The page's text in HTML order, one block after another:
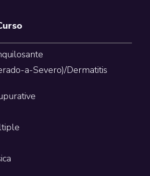
a-Severo)/Dermatitis